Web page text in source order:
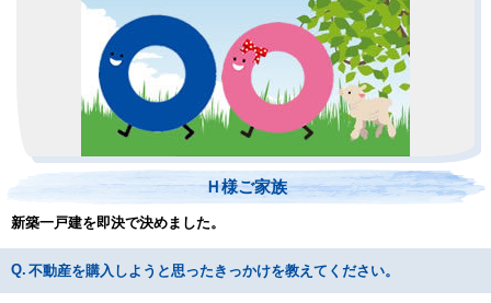
Ｈ様ご家族
新築一戸建を即決で決めました。
不動産を購入しようと思ったきっかけを教えてください。